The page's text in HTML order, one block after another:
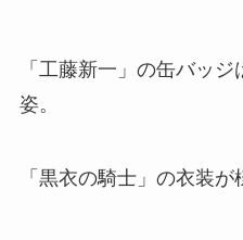
「工藤新一」の缶バッ
姿。
「黒衣の騎士」の衣装が